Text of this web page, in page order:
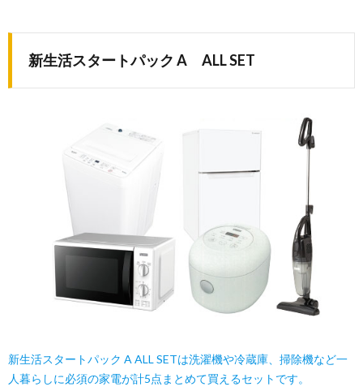
新生活スタートパック A ALL SET
新生活スタートパック A ALL SETは洗濯機や冷蔵庫、掃除機など一
人暮らしに必須の家電が計5点まとめて買えるセットです。